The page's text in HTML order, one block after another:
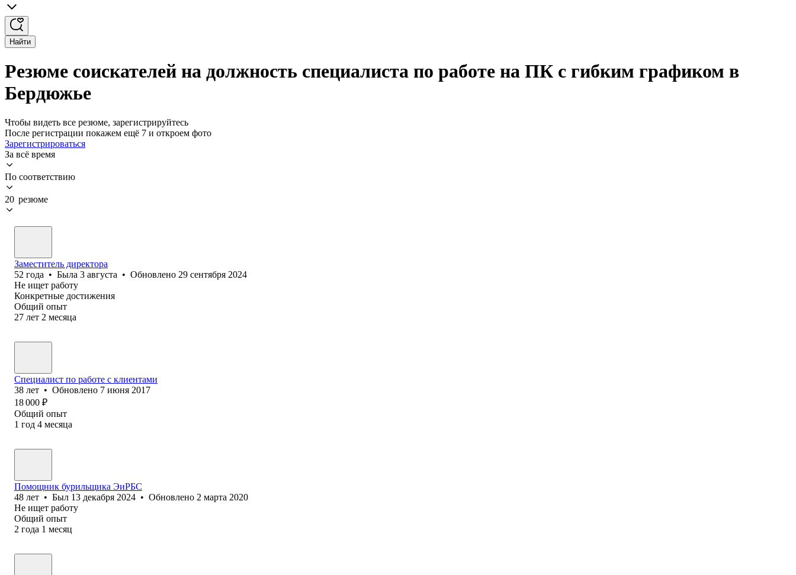
Найти
Резюме соискателей на должность специалиста по работе на ПК с гибким графиком в
Бердюжье
Чтобы видеть все резюме, зарегистрируйтесь
После регистрации покажем ещё 7 и откроем фото
Зарегистрироваться
За всё время
По соответствию
20 резюме
Заместитель директора
52 года • Была 3 августа • Обновлено 29 сентября 2024
Не ищет работу
Конкретные достижения
Общий опыт
27 лет 2 месяца
Специалист по работе с клиентами
38 лет • Обновлено 7 июня 2017
18 000 ₽
Общий опыт
1 год 4 месяца
Помощник бурильщика ЭиРБС
48 лет • Был 13 декабря 2024 • Обновлено 2 марта 2020
Не ищет работу
Общий опыт
2 года 1 месяц